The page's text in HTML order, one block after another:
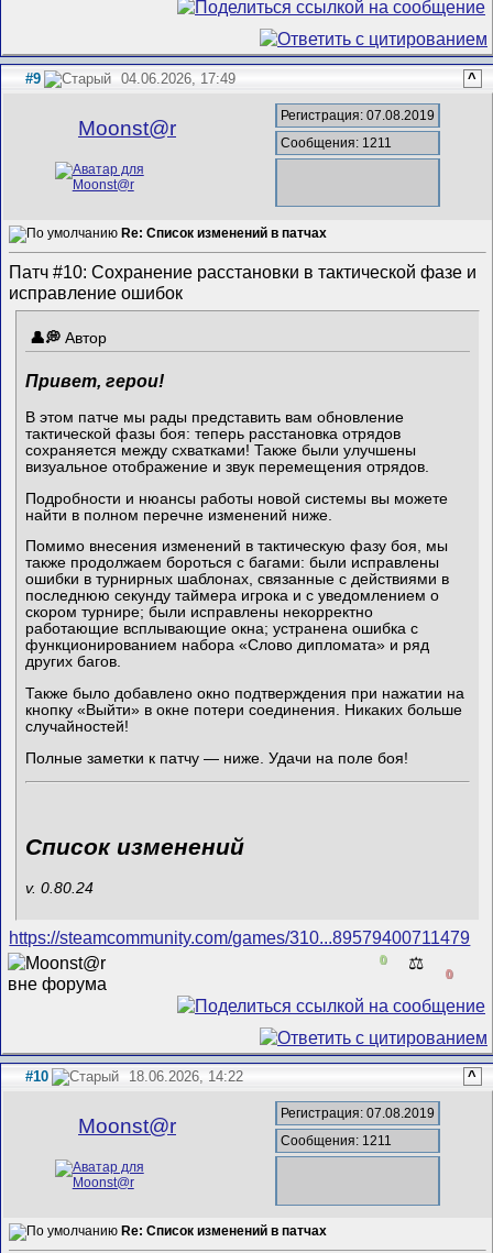
#9 04.06.2026, 17:49 ^
Mооnst@r
Регистрация: 07.08.2019
Сообщения: 1211
Re: Список изменений в патчах
Патч #10: Сохранение расстановки в тактической фазе и
исправление ошибок
Автор
Привет, герои!
В этом патче мы рады представить вам обновление
тактической фазы боя: теперь расстановка отрядов
сохраняется между схватками! Также были улучшены
визуальное отображение и звук перемещения отрядов.
Подробности и нюансы работы новой системы вы можете
найти в полном перечне изменений ниже.
Помимо внесения изменений в тактическую фазу боя, мы
также продолжаем бороться с багами: были исправлены
ошибки в турнирных шаблонах, связанные с действиями в
последнюю секунду таймера игрока и с уведомлением о
скором турнире; были исправлены некорректно
работающие всплывающие окна; устранена ошибка с
функционированием набора «Слово дипломата» и ряд
других багов.
Также было добавлено окно подтверждения при нажатии на
кнопку «Выйти» в окне потери соединения. Никаких больше
случайностей!
Полные заметки к патчу — ниже. Удачи на поле боя!
Список изменений
v. 0.80.24
https://steamcommunity.com/games/310...89579400711479
0 ⚖️
0
#10 18.06.2026, 14:22 ^
Mооnst@r
Регистрация: 07.08.2019
Сообщения: 1211
Re: Список изменений в патчах